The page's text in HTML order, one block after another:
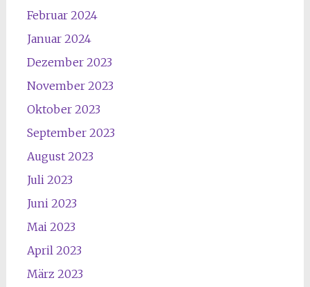
Februar 2024
Januar 2024
Dezember 2023
November 2023
Oktober 2023
September 2023
August 2023
Juli 2023
Juni 2023
Mai 2023
April 2023
März 2023